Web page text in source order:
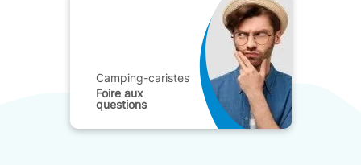
Camping-caristes
Foire aux
questions